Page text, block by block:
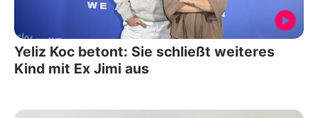
Yeliz Koc betont: Sie schließt weiteres
Kind mit Ex Jimi aus